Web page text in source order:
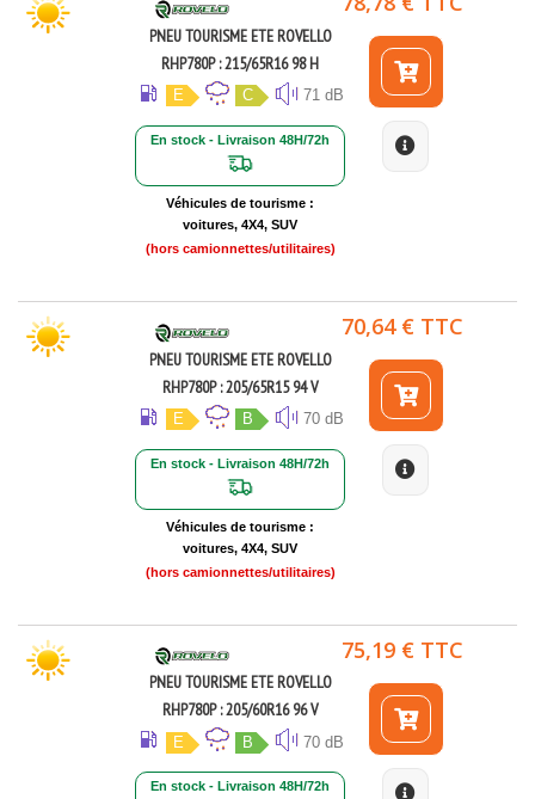
PNEU TOURISME ETE ROVELLO
RHP780P : 215/65R16 98 H
E C 71 dB
En stock - Livraison 48H/72h
Véhicules de tourisme :
voitures, 4X4, SUV
(hors camionnettes/utilitaires)
PNEU TOURISME ETE ROVELLO
RHP780P : 205/65R15 94 V
E B 70 dB
En stock - Livraison 48H/72h
Véhicules de tourisme :
voitures, 4X4, SUV
(hors camionnettes/utilitaires)
70,64 € TTC
PNEU TOURISME ETE ROVELLO
RHP780P : 205/60R16 96 V
E B 70 dB
En stock - Livraison 48H/72h
75,19 € TTC